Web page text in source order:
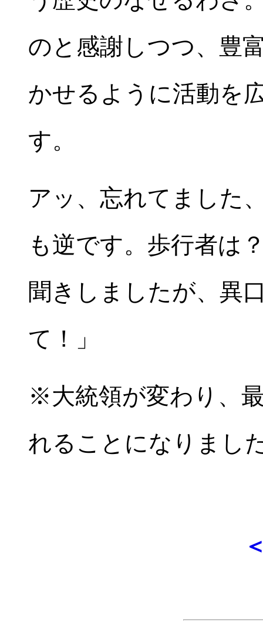
のと感謝しつつ、豊
かせるように活動を
す。
アッ、忘れてました
も逆です。歩行者は
聞きしましたが、異
て！」
※大統領が変わり、
れることになりまし